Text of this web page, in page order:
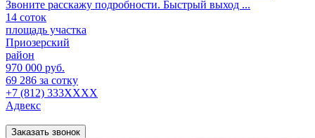
Звоните расскажу подробности. Быстрый выход ...
14 соток
площадь участка
Приозерский
район
970 000 руб.
69 286 за сотку
+7 (812) 333XXXX
Адвекс
Заказать звонок